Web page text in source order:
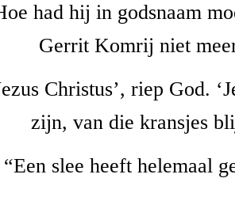
had hij in godsnaam
Gerrit Komrij niet
Christus’, riep God.
zijn, van die kransjes
“Een slee heeft helemaal